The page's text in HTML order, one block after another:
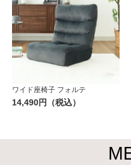
ワイド座椅子 フォルテ
14,490円（税込）